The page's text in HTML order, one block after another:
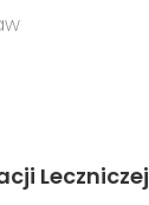
Leczniczej